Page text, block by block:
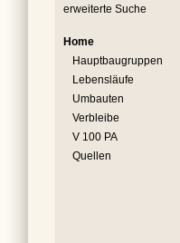
erweiterte Suche
Home
Hauptbaugruppen
Lebensläufe
Umbauten
Verbleibe
V 100 PA
Quellen